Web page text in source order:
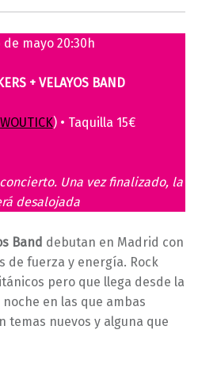
de mayo 20:30h
+ VELAYOS BAND
WOUTICK) • Taquilla 15€
Una vez finalizado, la
desalojada
Band debutan en Madrid con
de fuerza y energía. Rock
pero que llega desde la
en las que ambas
temas nuevos y alguna que